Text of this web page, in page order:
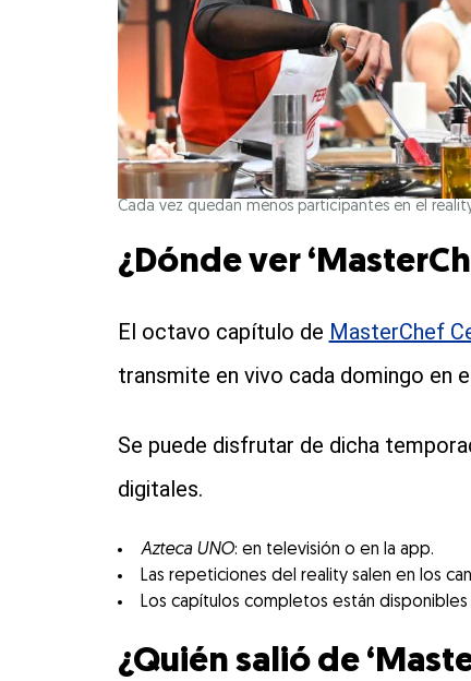
Cada vez quedan menos participantes en el
¿Dónde ver
El octavo capítulo de MasterChef
transmite en vivo cada domingo en
Se puede disfrutar de dicha
digitales.
Azteca UNO: en televisión o en la app.
Las repeticiones del reality salen en los
Los capítulos completos están disponibles
¿Quién salió de